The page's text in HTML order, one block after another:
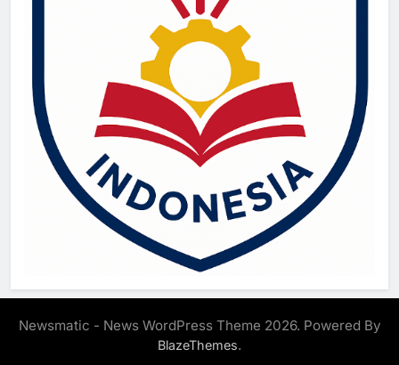
Newsmatic - News WordPress Theme 2026. Powered By
BlazeThemes.